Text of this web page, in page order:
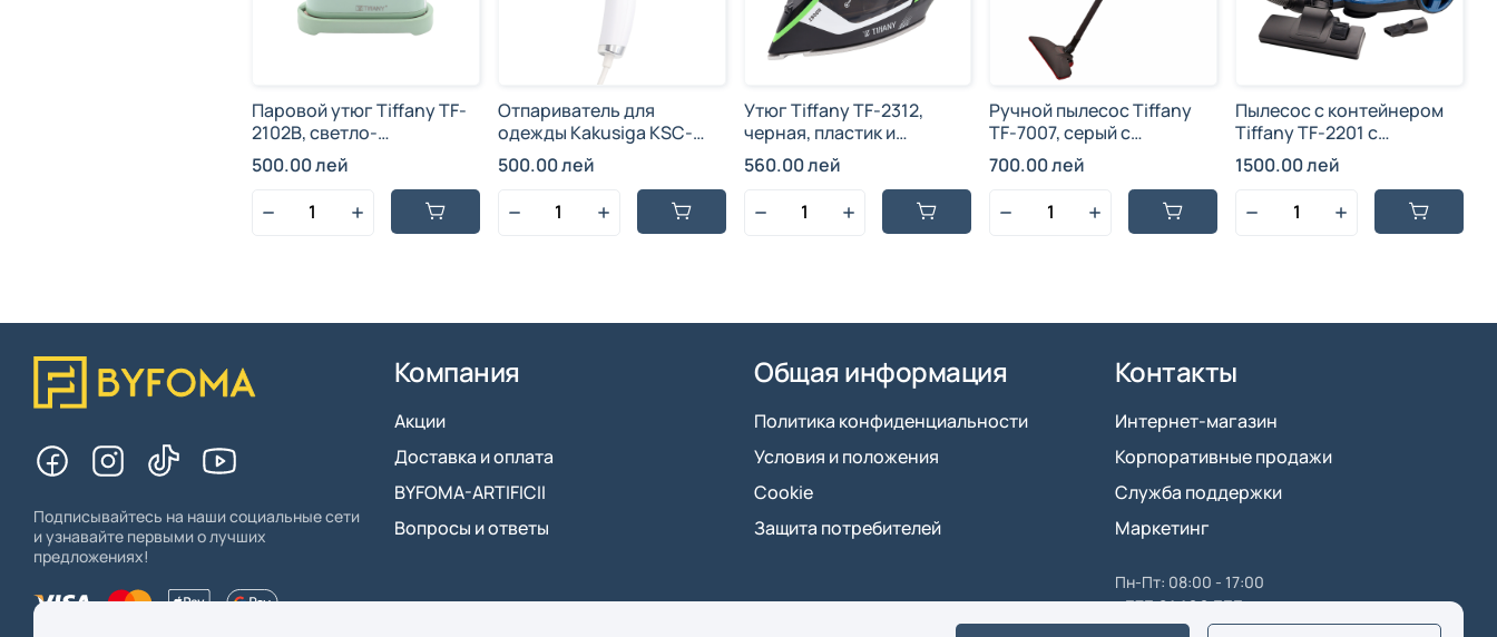
Паровой утюг Tiffany TF-
2102B, светло-
бирюзовый, пластик, с
подставкой, 140 мл, 2000
Вт, 17 x 7 x 13 см.
500.00 лей
Отпариватель для
одежды Kakusiga KSC-
1523, пластик, белый, 1000
Вт, 18x8x17 см
500.00 лей
Утюг Tiffany TF-2312,
черная, пластик и
нержавеющая сталь с
нанокерамическим
покрытием, с карманом на
пуговице, антипригарное
560.00 лей
Ручной пылесос Tiffany
TF-7007, серый с
розовыми элементами,
пластик, 1600 Вт, 220 В.
700.00 лей
Пылесос с контейнером
Tiffany TF-2201 с
контейнером, синий,
пластик и нержавеющая
сталь, 3.5 л, 4000 Вт.
1500.00 лей
Компания
Акции
Доставка и оплата
BYFOMA-ARTIFICII
Вопросы и ответы
Общая информация
Политика конфиденциальности
Условия и положения
Cookie
Защита потребителей
Контакты
Интернет-магазин
Корпоративные продажи
Служба поддержки
Маркетинг
Пн-Пт: 08:00 - 17:00
+373 61 100 333
Подписывайтесь на наши социальные сети
и узнавайте первыми о лучших
предложениях!